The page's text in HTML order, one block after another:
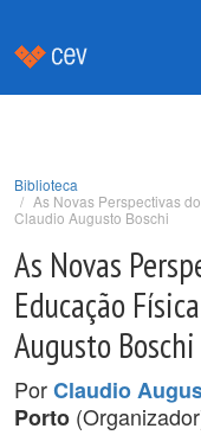
Biblioteca
As Novas Perspectivas
Claudio Augusto Boschi
As Novas
Educação
Augusto Boschi
PorClaudio
Porto